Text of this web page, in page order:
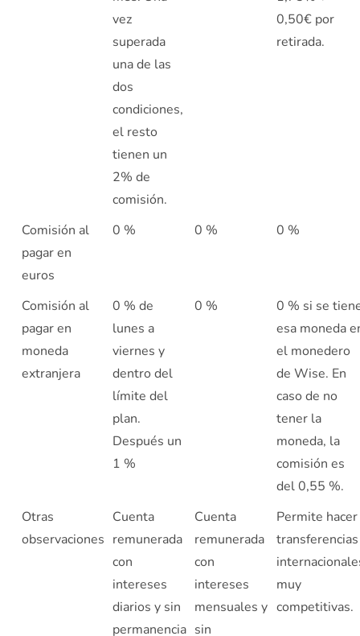
vez
superada
una de las
dos
condiciones,
el resto
tienen un
2% de
comisión.
0,50€ por
retirada.
Comisión al
pagar en
euros
0 % 0 % 0 %
Comisión al
pagar en
moneda
extranjera
0 % de
lunes a
viernes y
dentro del
límite del
plan.
Después un
1 %
0 %
0 % si se
esa moneda
el monedero
de Wise. En
caso de no
tener la
moneda, la
comisión es
del 0,55 %.
Otras
observaciones
Cuenta
remunerada
con
intereses
diarios y sin
permanencia
Cuenta
remunerada
con
intereses
mensuales y
sin
Permite hacer
transferencias
muy
competitivas.